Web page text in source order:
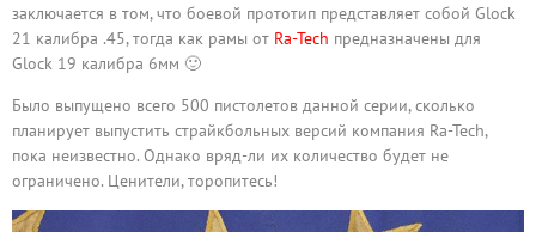
заключается в том, что боевой прототип представляет собой Glock
21 калибра .45, тогда как рамы от Ra-Tech предназначены для
Glock 19 калибра 6мм 🙂
Было выпущено всего 500 пистолетов данной серии, сколько
планирует выпустить страйкбольных версий компания Ra-Tech,
пока неизвестно. Однако вряд-ли их количество будет не
ограничено. Ценители, торопитесь!